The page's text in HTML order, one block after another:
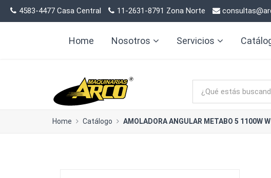
4583-4477 Casa Central 11-2631-8791 Zona Norte
Home Nosotros Servicios
Home Catálogo AMOLADORA ANGULAR METABO 5 1100W